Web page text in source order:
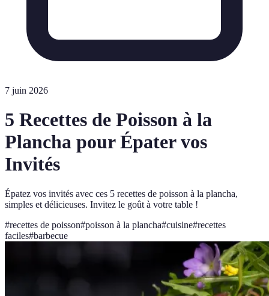
7 juin 2026
5 Recettes de Poisson à la
Plancha pour Épater vos
Invités
Épatez vos invités avec ces 5 recettes de poisson à la plancha,
simples et délicieuses. Invitez le goût à votre table !
#recettes de poisson#poisson à la plancha#cuisine#recettes
faciles#barbecue